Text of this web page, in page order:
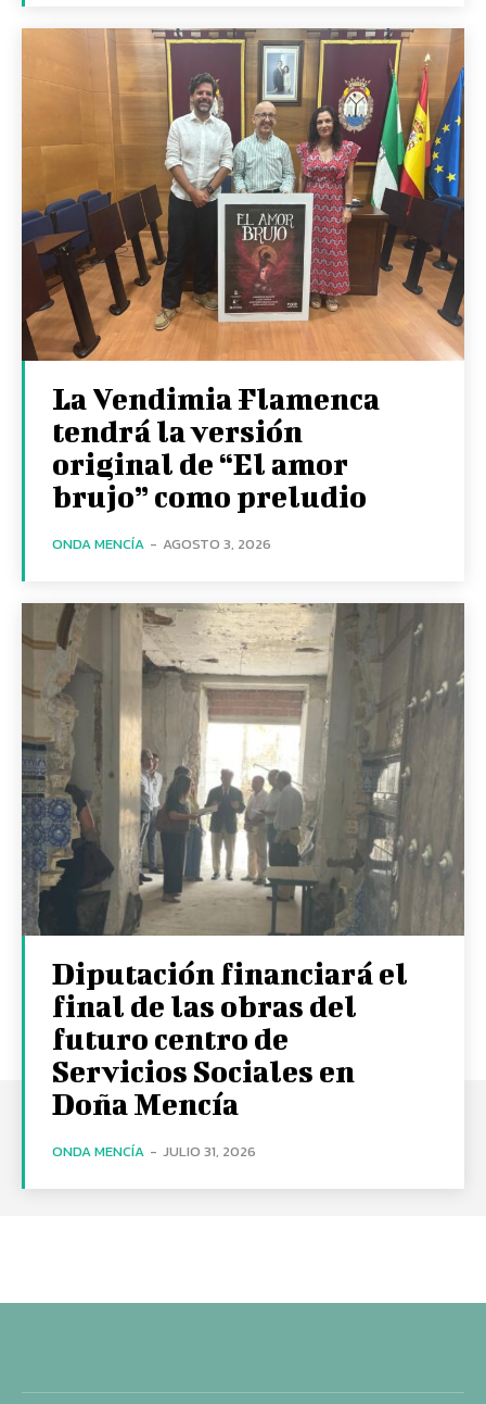
La Vendimia Flamenca
tendrá la versión
original de “El amor
brujo” como preludio
ONDA MENCÍA - AGOSTO 3, 2026
Diputación financiará el
final de las obras del
futuro centro de
Servicios Sociales en
Doña Mencía
ONDA MENCÍA - JULIO 31, 2026